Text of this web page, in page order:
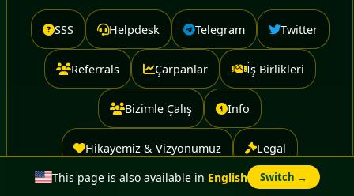
SSS Helpdesk Telegram Twitter
Referrals Çarpanlar İş Birlikleri
Bizimle Çalış Info
Hikayemiz & Vizyonumuz Legal
Advertise With Us
This page is also available in English Switch →